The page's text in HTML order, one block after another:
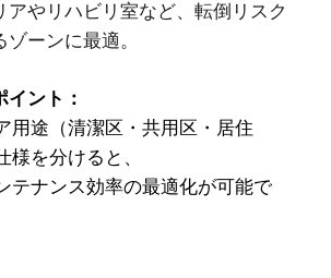
やリハビリ室など、転倒リスク
ゾーンに最適。
イント：
用途（清潔区・共用区・居住
様を分けると、
テナンス効率の最適化が可能で